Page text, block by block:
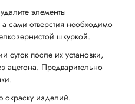
элементы
сами отверстия необходимо
шкуркой.
суток после их установки,
ацетона. Предварительно
окраску изделий.